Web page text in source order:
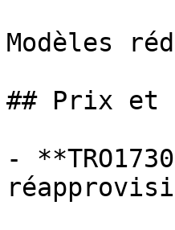
Modèles
## Prix et
-